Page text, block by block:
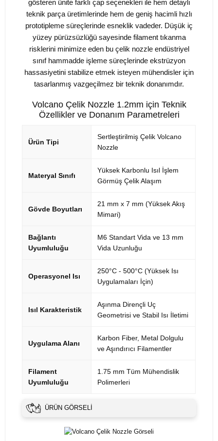
gösteren ünite farklı çap seçenekleri ile hem detaylı
teknik parça üretimlerinde hem de geniş hacimli hızlı
prototipleme süreçlerinde esneklik vadeder. Düşük iç
yüzey pürüzsüzlüğü sayesinde filament tıkanma
risklerini minimize eden bu çelik nozzle endüstriyel
sınıf hammadde işleme süreçlerinde ekstrüzyon
hassasiyetini stabilize etmek isteyen mühendisler için
tasarlanmış vazgeçilmez bir teknik donanımdır.
Volcano Çelik Nozzle 1.2mm için Teknik
Özellikler ve Donanım Parametreleri
Ürün Tipi
Sertleştirilmiş Çelik Volcano
Nozzle
Materyal Sınıfı
Yüksek Karbonlu Isıl İşlem
Görmüş Çelik Alaşım
Gövde Boyutları
21 mm x 7 mm (Yüksek Akış
Mimari)
Bağlantı
Uyumluluğu
M6 Standart Vida ve 13 mm
Vida Uzunluğu
Operasyonel Isı
250°C - 500°C (Yüksek Isı
Uygulamaları İçin)
Isıl Karakteristik
Aşınma Dirençli Uç
Geometrisi ve Stabil Isı İletimi
Uygulama Alanı
Karbon Fiber, Metal Dolgulu
ve Aşındırıcı Filamentler
Filament
Uyumluluğu
1.75 mm Tüm Mühendislik
Polimerleri
ÜRÜN GÖRSELI